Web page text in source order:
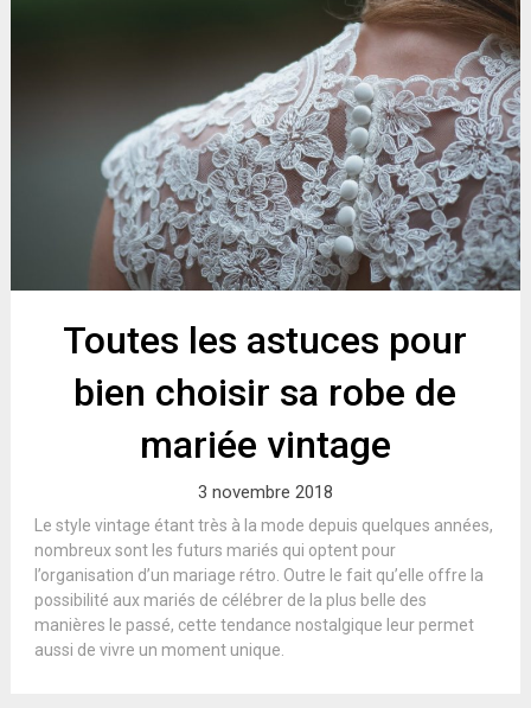
Toutes les astuces pour
bien choisir sa robe de
mariée vintage
3 novembre 2018
Le style vintage étant très à la mode depuis quelques années,
nombreux sont les futurs mariés qui optent pour
l’organisation d’un mariage rétro. Outre le fait qu’elle offre la
possibilité aux mariés de célébrer de la plus belle des
manières le passé, cette tendance nostalgique leur permet
aussi de vivre un moment unique.